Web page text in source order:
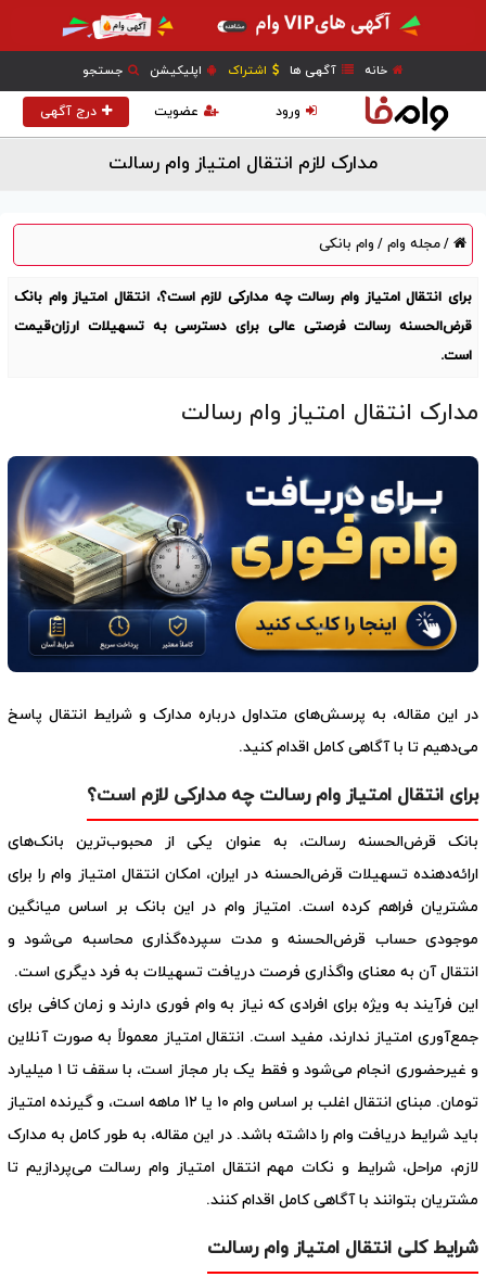
خانه آگهی ها اشتراک اپلیکیشن جستجو
درج آگهی عضویت ورود
مدارک لازم انتقال امتیاز وام رسالت
/مجله وام / وام بانکی
برای انتقال امتیاز وام رسالت چه مدارکی لازم است؟، انتقال امتیاز وام بانک
قرض‌الحسنه رسالت فرصتی عالی برای دسترسی به تسهیلات ارزان‌قیمت
است.
مدارک انتقال امتیاز وام رسالت
در این مقاله، به پرسش‌های متداول درباره مدارک و شرایط انتقال پاسخ
می‌دهیم تا با آگاهی کامل اقدام کنید.
برای انتقال امتیاز وام رسالت چه مدارکی لازم است؟
بانک قرض‌الحسنه رسالت، به عنوان یکی از محبوب‌ترین بانک‌های
ارائه‌دهنده تسهیلات قرض‌الحسنه در ایران، امکان انتقال امتیاز وام را برای
مشتریان فراهم کرده است. امتیاز وام در این بانک بر اساس میانگین
موجودی حساب قرض‌الحسنه و مدت سپرده‌گذاری محاسبه می‌شود و
انتقال آن به معنای واگذاری فرصت دریافت تسهیلات به فرد دیگری است.
این فرآیند به ویژه برای افرادی که نیاز به وام فوری دارند و زمان کافی برای
جمع‌آوری امتیاز ندارند، مفید است. انتقال امتیاز معمولاً به صورت آنلاین
و غیرحضوری انجام می‌شود و فقط یک بار مجاز است، با سقف تا ۱ میلیارد
تومان. مبنای انتقال اغلب بر اساس وام ۱۰ یا ۱۲ ماهه است، و گیرنده امتیاز
باید شرایط دریافت وام را داشته باشد. در این مقاله، به طور کامل به مدارک
لازم، مراحل، شرایط و نکات مهم انتقال امتیاز وام رسالت می‌پردازیم تا
مشتریان بتوانند با آگاهی کامل اقدام کنند.
شرایط کلی انتقال امتیاز وام رسالت